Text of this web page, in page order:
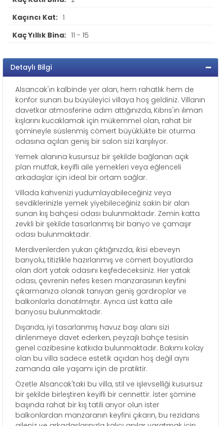
Kaçıncı Kat: 1
Kaç Yıllık Bina: 11 - 15
Detaylı Bilgi
Alsancak'ın kalbinde yer alan, hem rahatlık hem de
konfor sunan bu büyüleyici villaya hoş geldiniz. Villanın
davetkar atmosferine adım attığınızda, Kıbrıs'ın ılıman
kışlarını kucaklamak için mükemmel olan, rahat bir
şömineyle süslenmiş cömert büyüklükte bir oturma
odasına açılan geniş bir salon sizi karşılıyor.
Yemek alanına kusursuz bir şekilde bağlanan açık
plan mutfak, keyifli aile yemekleri veya eğlenceli
arkadaşlar için ideal bir ortam sağlar.
Villada kahvenizi yudumlayabileceğiniz veya
sevdiklerinizle yemek yiyebileceğiniz sakin bir alan
sunan kış bahçesi odası bulunmaktadır. Zemin katta
zevkli bir şekilde tasarlanmış bir banyo ve çamaşır
odası bulunmaktadır.
Merdivenlerden yukarı çıktığınızda, ikisi ebeveyn
banyolu, titizlikle hazırlanmış ve cömert boyutlarda
olan dört yatak odasını keşfedeceksiniz. Her yatak
odası, çevrenin nefes kesen manzarasının keyfini
çıkarmanıza olanak tanıyan geniş gardıroplar ve
balkonlarla donatılmıştır. Ayrıca üst katta aile
banyosu bulunmaktadır.
Dışarıda, iyi tasarlanmış havuz başı alanı sizi
dinlenmeye davet ederken, peyzajlı bahçe tesisin
genel cazibesine katkıda bulunmaktadır. Bakımı kolay
olan bu villa sadece estetik açıdan hoş değil aynı
zamanda aile yaşamı için de pratiktir.
Özetle Alsancak'taki bu villa, stil ve işlevselliği kusursuz
bir şekilde birleştiren keyifli bir cennettir. İster şömine
başında rahat bir kış tatili arıyor olun ister
balkonlardan manzaranın keyfini çıkarın, bu rezidans